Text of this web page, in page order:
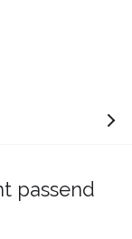
passend